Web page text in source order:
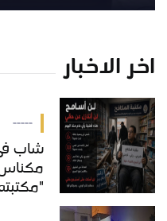
اخر الاخبار
-----
شاب